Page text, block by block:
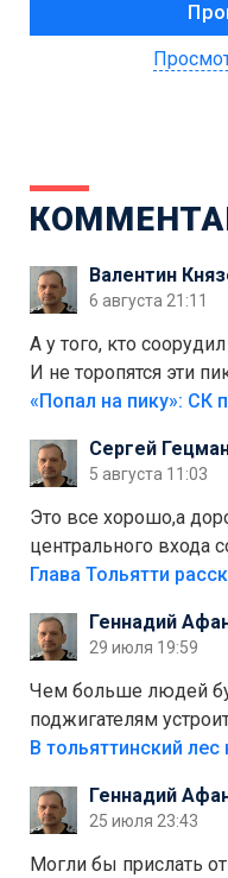
Валентин
6 августа 21:11
А у того, кто
И не торопятся эти
Сергей
5 августа 11:03
Это все хорошо,а
центрального входа
аттракционам слабо
лежала в парке и
украли.
Геннадий
29 июля 19:59
Чем больше людей
поджигателям
костры,тех надо
Штрафы мизерные.
Геннадий
25 июля 23:43
Могли бы прислать